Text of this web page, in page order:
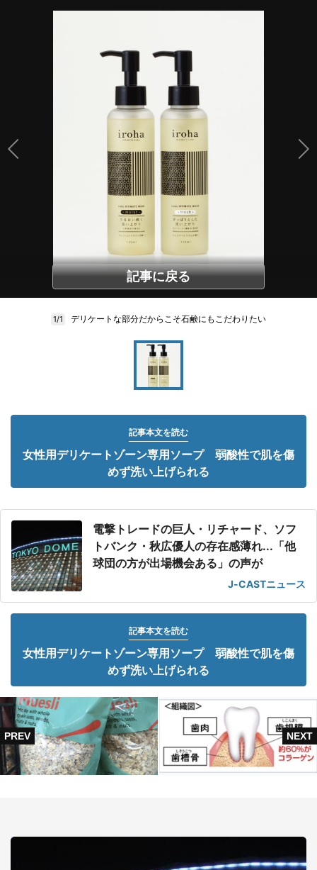
記事に戻る
1/1 デリケートな部分だからこそ石鹸にもこだわりたい
記事本文を読む
女性用デリケートゾーン専用ソープ 弱酸性で肌を傷
めず洗い上げられる
電撃トレードの巨人・リチャード、ソフ
トバンク・秋広優人の存在感薄れ...「他
球団の方が出場機会ある」の声が
J-CASTニュース
記事本文を読む
女性用デリケートゾーン専用ソープ 弱酸性で肌を傷
めず洗い上げられる